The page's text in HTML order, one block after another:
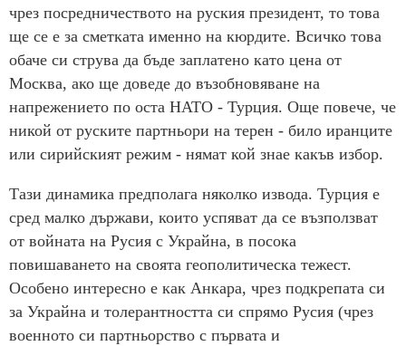
чрез посредничеството на руския президент, то това
ще се е за сметката именно на кюрдите. Всичко това
обаче си струва да бъде заплатено като цена от
Москва, ако ще доведе до възобновяване на
напрежението по оста НАТО - Турция. Още повече, че
никой от руските партньори на терен - било иранците
или сирийският режим - нямат кой знае какъв избор.
Тази динамика предполага няколко извода. Турция е
сред малко държави, които успяват да се възползват
от войната на Русия с Украйна, в посока
повишаването на своята геополитическа тежест.
Особено интересно е как Анкара, чрез подкрепата си
за Украйна и толерантността си спрямо Русия (чрез
военното си партньорство с първата и